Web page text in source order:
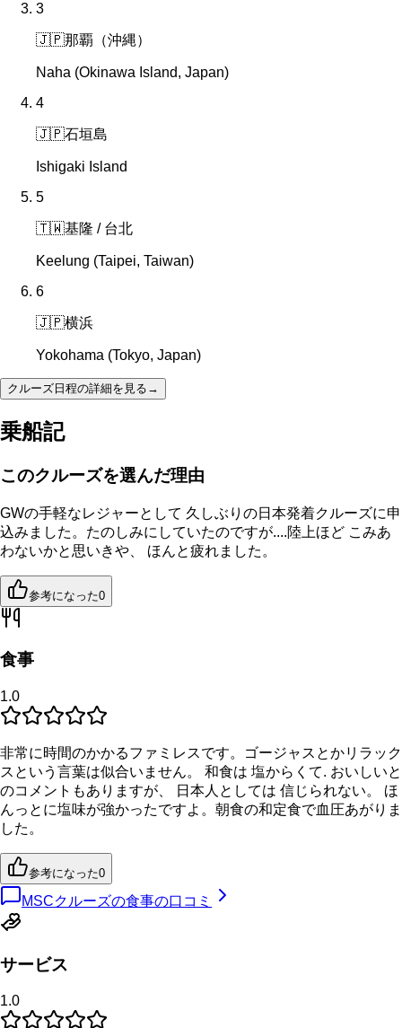
3
🇯🇵那覇（沖縄）
Naha (Okinawa Island, Japan)
4
🇯🇵石垣島
Ishigaki Island
5
🇹🇼基隆 / 台北
Keelung (Taipei, Taiwan)
6
🇯🇵横浜
Yokohama (Tokyo, Japan)
クルーズ日程の詳細を見る →
乗船記
このクルーズを選んだ理由
GWの手軽なレジャーとして 久しぶりの日本発着クルーズに申
込みました。たのしみにしていたのですが....陸上ほど こみあ
わないかと思いきや、 ほんと疲れました。
参考になった0
食事
1.0
非常に時間のかかるファミレスです。ゴージャスとかリラック
スという言葉は似合いません。 和食は 塩からくて. おいしいと
のコメントもありますが、 日本人としては 信じられない。 ほ
んっとに塩味が強かったですよ。朝食の和定食で血圧あがりま
した。
参考になった0
MSCクルーズの食事の口コミ
サービス
1.0